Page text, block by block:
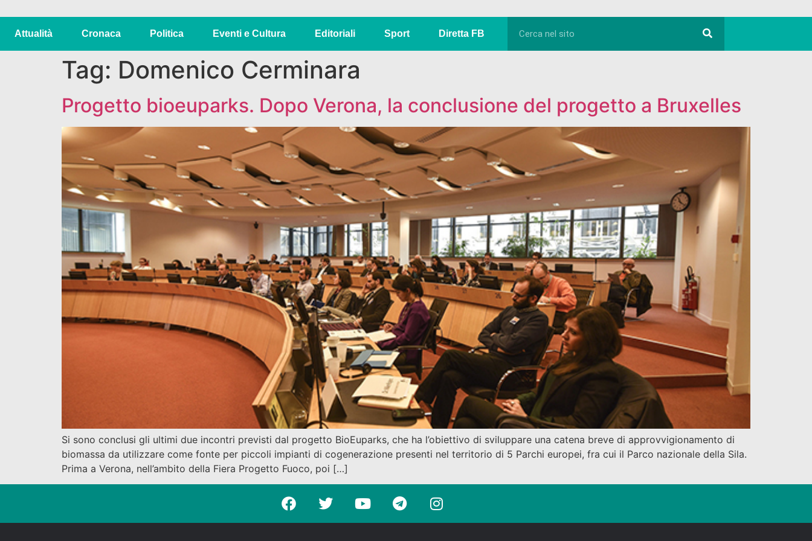
Attualità Cronaca Politica Eventi e Cultura Editoriali Sport Diretta FB
Tag: Domenico Cerminara
Progetto bioeuparks. Dopo Verona, la conclusione del progetto a Bruxelles
Si sono conclusi gli ultimi due incontri previsti dal progetto BioEuparks, che ha l’obiettivo di sviluppare una catena breve di approvvigionamento di
biomassa da utilizzare come fonte per piccoli impianti di cogenerazione presenti nel territorio di 5 Parchi europei, fra cui il Parco nazionale della Sila.
Prima a Verona, nell’ambito della Fiera Progetto Fuoco, poi […]